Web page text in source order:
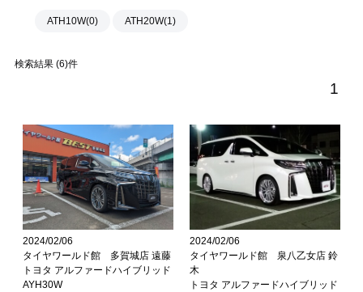
ATH10W(0) ATH20W(1)
検索結果 (6)件
1
2024/02/06
タイヤワールド館 多賀城店 遠藤
トヨタ アルファードハイブリッド
AYH30W
2024/02/06
タイヤワールド館 泉八乙女店 鈴
木
トヨタ アルファードハイブリッド